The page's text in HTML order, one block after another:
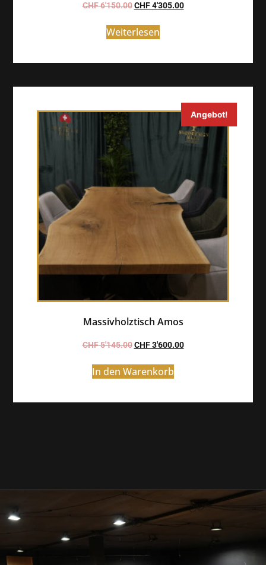
CHF6'150.00 CHF4'305.00
Weiterlesen
Angebot!
Massivholztisch Amos
CHF5'145.00 CHF3'600.00
In den Warenkorb